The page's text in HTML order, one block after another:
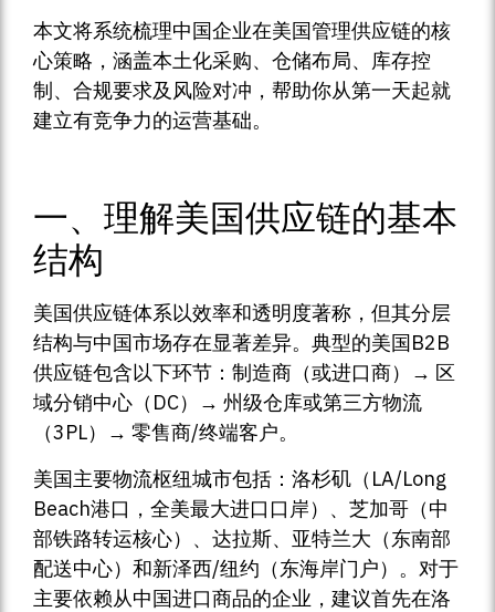
本文将系统梳理中国企业在美国管理供应链的核
心策略，涵盖本土化采购、仓储布局、库存控
制、合规要求及风险对冲，帮助你从第一天起就
建立有竞争力的运营基础。
一、理解美国供应链的基本
结构
美国供应链体系以效率和透明度著称，但其分层
结构与中国市场存在显著差异。典型的美国B2B
供应链包含以下环节：制造商（或进口商）→ 区
域分销中心（DC）→ 州级仓库或第三方物流
（3PL）→ 零售商/终端客户。
美国主要物流枢纽城市包括：洛杉矶（LA/Long
Beach港口，全美最大进口口岸）、芝加哥（中
部铁路转运核心）、达拉斯、亚特兰大（东南部
配送中心）和新泽西/纽约（东海岸门户）。对于
主要依赖从中国进口商品的企业，建议首先在洛